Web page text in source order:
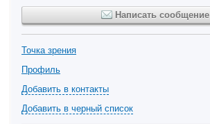
Написать сообщение
Точка зрения
Профиль
Добавить в контакты
Добавить в черный список